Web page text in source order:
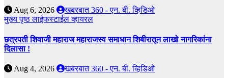
Aug 6, 2026
खबरबात 360 - एन. बी. व्हिडिओ
मुख्य पृष्ठलाईफस्टाईलव्हायरल
छत्रपती शिवाजी महाराज महाराजस्व समाधान शिबीरातून लाखो नागरिकांना
दिलासा !
Aug 4, 2026 खबरबात 360 - एन. बी. व्हिडिओ